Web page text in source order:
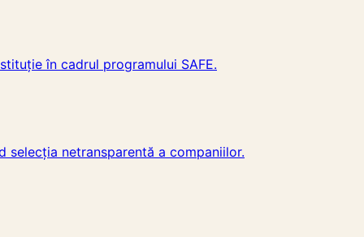
în cadrul programului SAFE.
selecția netransparentă a companiilor.